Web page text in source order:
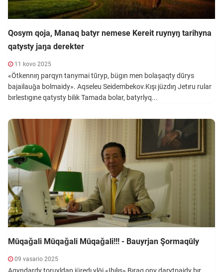
Qosym qoja, Manaq batyr nemese Kereit ruynyŋ tarihyna
qatysty jaŋa derekter
11 kovo 2025
«Ötkennıŋ parqyn tanymai tūryp, bügın men bolaşaqty dūrys
bajailauǧa bolmaidy». Aqseleu Seidembekov.Kışı jüzdıŋ Jetıru rular
bırlestıgıne qatysty bilık Tamada bolar, batyrlyq...
Mūqaǧali Mūqaǧali Mūqaǧali!!! - Bauyrjan Şormaqūly
09 vasario 2025